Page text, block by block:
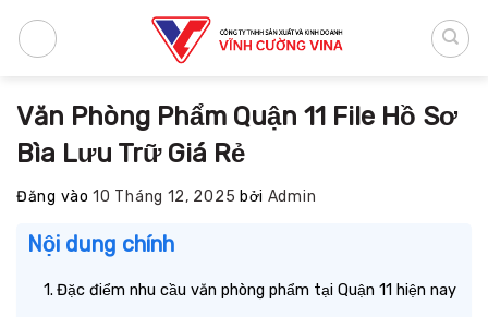
qua
Văn Phòng Phẩm Quận 11 File Hồ Sơ
Bìa Lưu Trữ Giá Rẻ
Đăng vào10 Tháng 12, 2025 bởi Admin
Nội dung chính
Đặc điểm nhu cầu văn phòng phẩm tại Quận 11 hiện nay